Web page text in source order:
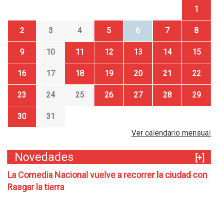
1
2 3 4 5 6 7 8
9 10 11 12 13 14 15
16 17 18 19 20 21 22
23 24 25 26 27 28 29
30
31
Ver calendario mensual
Novedades
[+]
La Comedia Nacional vuelve a recorrer la ciudad con
Rasgar la tierra